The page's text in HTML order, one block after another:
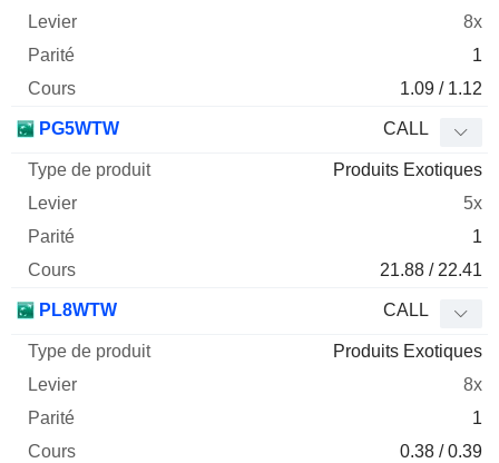
8x
1
1.09 / 1.12
PG5WTW CALL
Produits Exotiques
5x
1
21.88 / 22.41
PL8WTW CALL
Produits Exotiques
8x
1
0.38 / 0.39